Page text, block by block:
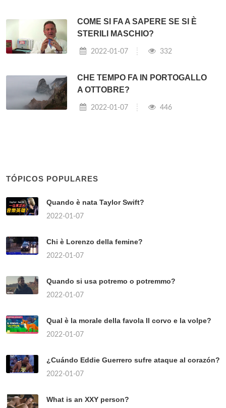
COME SI FA A SAPERE SE SI È
STERILI MASCHIO?
2022-01-07 332
CHE TEMPO FA IN PORTOGALLO
A OTTOBRE?
2022-01-07 446
TÓPICOS POPULARES
Quando è nata Taylor Swift?
2022-01-07
Chi è Lorenzo della femine?
2022-01-07
Quando si usa potremo o potremmo?
2022-01-07
Qual è la morale della favola Il corvo e la volpe?
2022-01-07
¿Cuándo Eddie Guerrero sufre ataque al corazón?
2022-01-07
What is an XXY person?